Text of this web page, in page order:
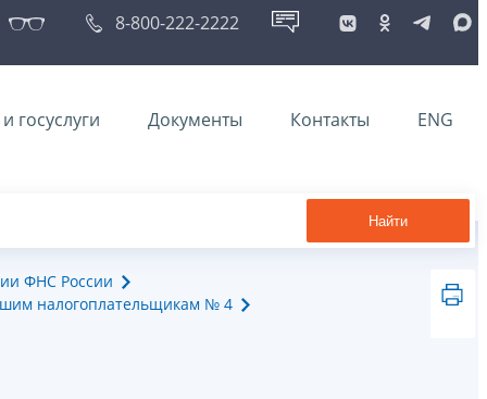
8-800-222-2222
госуслуги Документы Контакты ENG
Найти
ФНС России
налогоплательщикам № 4